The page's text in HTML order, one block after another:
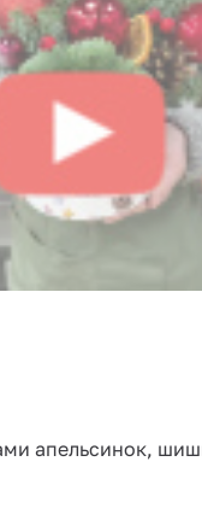
апельсинок,